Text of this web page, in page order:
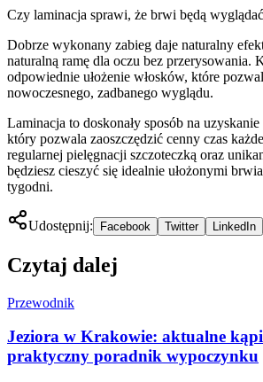
Czy laminacja sprawi, że brwi będą
Dobrze wykonany zabieg daje naturalny
naturalną ramę dla oczu bez przerysowania.
odpowiednie ułożenie włosków, które
nowoczesnego, zadbanego wyglądu.
Laminacja to doskonały sposób na
który pozwala zaoszczędzić cenny czas
regularnej pielęgnacji szczoteczką oraz
będziesz cieszyć się idealnie ułożonymi
tygodni.
Udostępnij: Facebook Twitter LinkedIn
Czytaj dalej
Przewodnik
Jeziora w Krakowie: aktualne
praktyczny poradnik wypoczynku